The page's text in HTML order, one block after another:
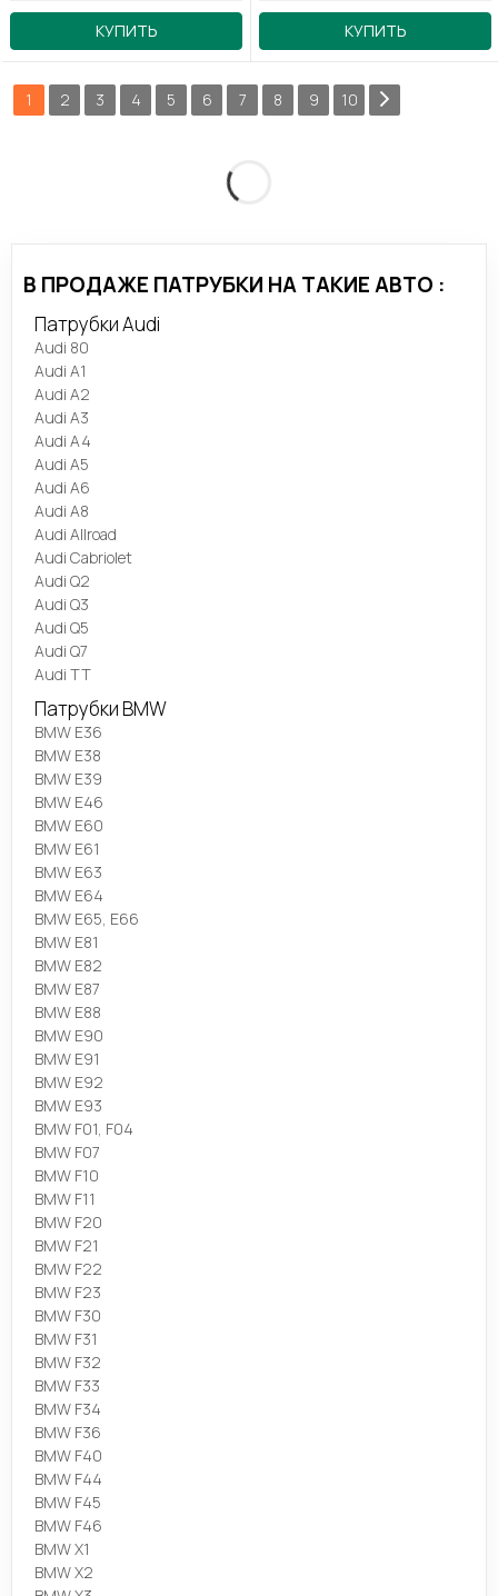
КУПИТЬ КУПИТЬ
1 2 3 4 5 6 7 8 9 10
В ПРОДАЖЕ ПАТРУБКИ НА ТАКИЕ АВТО :
Патрубки Audi
Audi 80
Audi A1
Audi A2
Audi A3
Audi A4
Audi A5
Audi A6
Audi A8
Audi Allroad
Audi Cabriolet
Audi Q2
Audi Q3
Audi Q5
Audi Q7
Audi TT
Патрубки BMW
BMW E36
BMW E38
BMW E39
BMW E46
BMW E60
BMW E61
BMW E63
BMW E64
BMW E65, E66
BMW E81
BMW E82
BMW E87
BMW E88
BMW E90
BMW E91
BMW E92
BMW E93
BMW F01, F04
BMW F07
BMW F10
BMW F11
BMW F20
BMW F21
BMW F22
BMW F23
BMW F30
BMW F31
BMW F32
BMW F33
BMW F34
BMW F36
BMW F40
BMW F44
BMW F45
BMW F46
BMW X1
BMW X2